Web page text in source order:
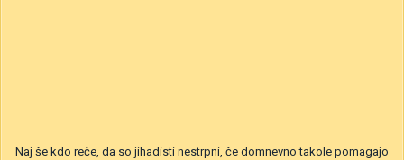
Naj še kdo reče, da so jihadisti nestrpni, če domnevno takole pomagajo